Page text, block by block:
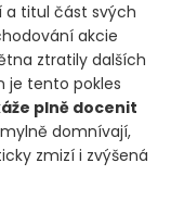
a titul část svých
akcie
ztratily dalších
je tento pokles
plně docenit
domnívají,
zmizí i zvýšená